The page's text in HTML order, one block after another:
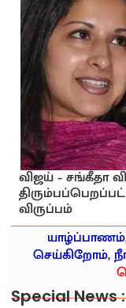
விஜய் – சங்கீதா
விருப்பம்
யாழ்ப்பாணம்,
செய்கிறோம்,
Special News :